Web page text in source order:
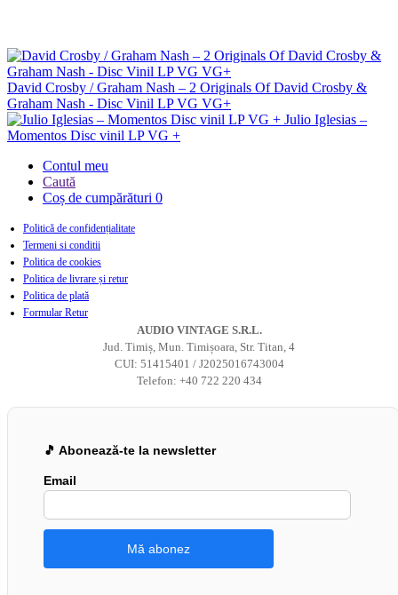
David Crosby / Graham Nash – 2 Originals Of David Crosby &
Graham Nash - Disc Vinil LP VG VG+
Julio Iglesias –
Momentos Disc vinil LP VG +
Contul meu
Caută
Coș de cumpărături 0
Politică de confidențialitate
Termeni si conditii
Politica de cookies
Politica de livrare și retur
Politica de plată
Formular Retur
AUDIO VINTAGE S.R.L.
Jud. Timiș, Mun. Timișoara, Str. Titan, 4
CUI: 51415401 / J2025016743004
Telefon: +40 722 220 434
🎵 Abonează-te la newsletter
Email